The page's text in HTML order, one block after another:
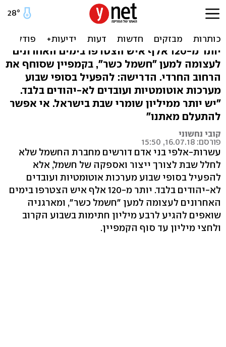
עצומת החצי מיליון: דורשים
"חשמל כשר" בשבת
יותר מ-120 אלף איש הצטרפו בימים האחרונים
לעצומה למען "חשמל כשר", בקמפיין שסוחף את
הרחוב החרדי. הדרישה: להפעיל בסופי שבוע
מערכות אוטומטיות ועובדים לא-יהודים בלבד.
"יש יותר ממיליון שומרי שבת בישראל. אי אפשר
להתעלם מאתנו"
קובי נחשוני
פורסם: 16.07.18, 15:50
עשרות-אלפי בני אדם דורשים מחברת החשמל שלא
לחלל שבת לצורך ייצור ואספקה של חשמל, אלא
להפעיל בסופי שבוע מערכות אוטומטיות ועובדים
לא-יהודים בלבד. יותר מ-120 אלף איש הצטרפו בימים
האחרונים לעצומה למען "חשמל כשר", ומארגניה
שואפים להגיע לרבע מיליון חתימות בשבוע הקרוב
ולחצי מיליון עד סוף הקמפיין.